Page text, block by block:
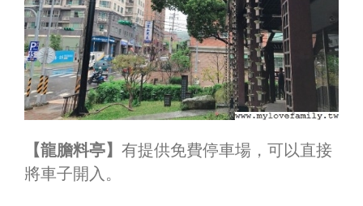
【龍膽料亭】 有提供免費停車場，可以直接
將車子開入。